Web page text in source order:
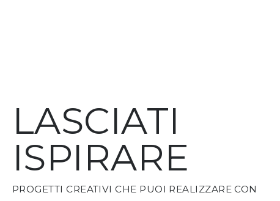
LASCIATI
ISPIRARE
PROGETTI CREATIVI CHE PUOI REALIZZARE CON